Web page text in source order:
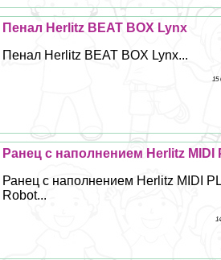
Пенал Herlitz BEAT BOX Lynx
Пенал Herlitz BEAT BOX Lynx...
15
Ранец с наполнением Herlitz MIDI
Ранец с наполнением Herlitz MIDI
Robot...